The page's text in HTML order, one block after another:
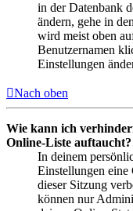
in der Datenbank
ändern, gehe in
wird meist oben
Benutzernamen
Einstellungen
Nach oben
Wie kann ich
Online-Liste auftaucht?
In deinem
Einstellungen
dieser Sitzung
können nur